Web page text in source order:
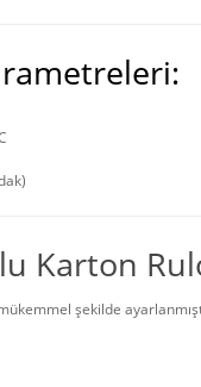
Karton
şekilde